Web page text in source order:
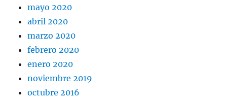
mayo 2020
abril 2020
marzo 2020
febrero 2020
enero 2020
noviembre 2019
octubre 2016